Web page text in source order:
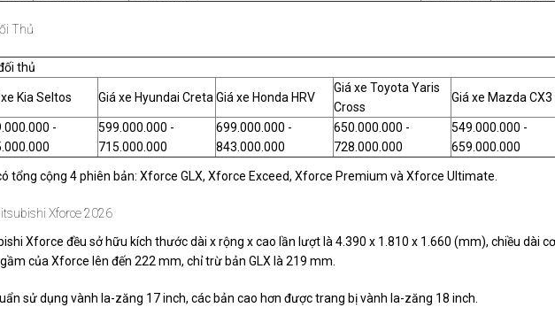
Thủ
thủ
Kia Seltos Giá xe Hyundai CretaGiá xe Honda HRV
Giá xe Toyota Yaris
Cross
Giá xe Mazda CX3
-
599.000.000 -
715.000.000
699.000.000 -
843.000.000
650.000.000 -
728.000.000
549.000.000 -
659.000.000
tổng cộng 4 phiên bản: Xforce GLX, Xforce Exceed, Xforce Premium và Xforce Ultimate.
Xforce 2026
Xforce đều sở hữu kích thước dài x rộng x cao lần lượt là 4.390 x 1.810 x 1.660 (mm), chiều dài cơ
của Xforce lên đến 222 mm, chỉ trừ bản GLX là 219 mm.
sử dụng vành la-zăng 17 inch, các bản cao hơn được trang bị vành la-zăng 18 inch.